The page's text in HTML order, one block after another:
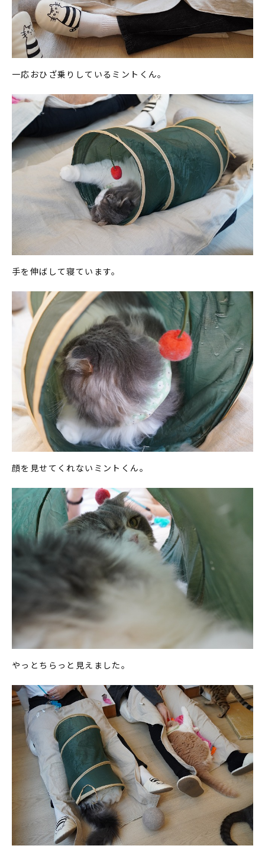
一応おひざ乗りしているミントくん。
手を伸ばして寝ています。
顔を見せてくれないミントくん。
やっとちらっと見えました。